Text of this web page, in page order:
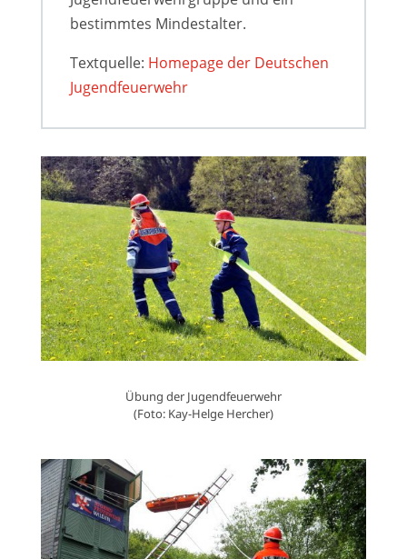
bestimmtes Mindestalter.
Textquelle: Homepage der Deutschen
Jugendfeuerwehr
Übung der Jugendfeuerwehr
(Foto: Kay-Helge Hercher)